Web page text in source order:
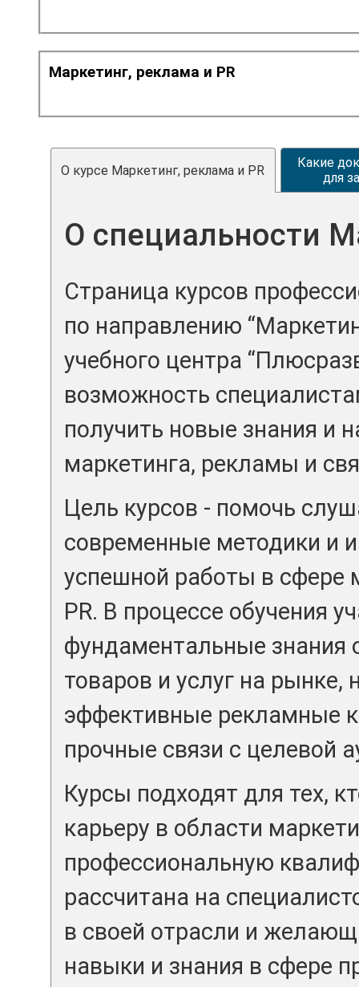
Маркетинг, реклама и PR
О курсе Маркетинг, реклама и PR
Какие
для
О специальности
Страница курсов
по направлению
учебного центра
возможность
получить новые знания и
маркетинга, рекламы и
Цель курсов - помочь
современные методики и
успешной работы в сфере
PR. В процессе обучения
фундаментальные знания
товаров и услуг на рынке,
эффективные рекламные
прочные связи с целевой
Курсы подходят для тех,
карьеру в области
профессиональную
рассчитана на
в своей отрасли и
навыки и знания в сфере